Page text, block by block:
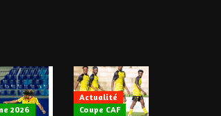
2026
Actualité
Coupe CAF